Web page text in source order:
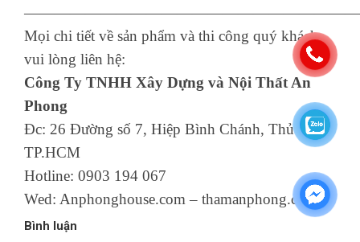
Mọi chi tiết về sản phẩm và thi công quý khách
vui lòng liên hệ:
Công Ty TNHH Xây Dựng và Nội Thất An
Phong
Đc: 26 Đường số 7, Hiệp Bình Chánh, Thủ Đức,
TP.HCM
Hotline: 0903 194 067
Wed: Anphonghouse.com – thamanphong.com
Bình luận